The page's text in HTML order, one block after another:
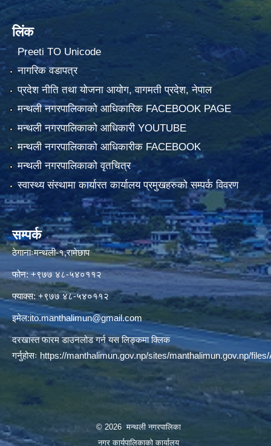
लिंक
Preeti TO Unicode
नागरिक वडापत्र
प्रदेश नीति तथा योजना आयोग, वागमती प्रदेश, नेपाल
मन्थली नगरपालिकाको आधिकारिक FACEBOOK PAGE
मन्थली नगरपालिकाको आधिकारी YOUTUBE
मन्थली नगरपालिकाको आधिकारीक FACEBOOK
मन्थली नगरपालिकाको वृतचित्र
स्वास्थ्य संस्थामा कार्यारत कार्यालय प्रमुखहरुको सम्पर्क विवरण
सम्पर्क
ठेगानाःमन्थली-१,रामेछाप
फोन: +९७७ ४८-५४०११२
फ्याक्स: +९७७ ४८-५४०११२
इमेल:ito.manthalimun@gmail.com
दरखास्त फारम डाउनलोड गर्न यस लिङ्कमा क्लिक
गर्नुहोसः https://manthalimun.gov.np/sites/manthalimun.gov.np/
© 2026 मन्थली नगरपालिका
नगर कार्यपालिकाको कार्यालय